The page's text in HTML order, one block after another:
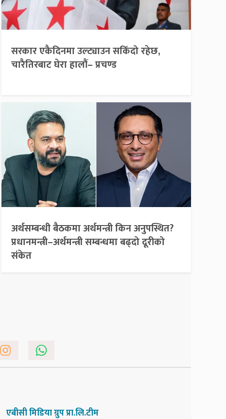
सरकार एकैदिनमा उल्ट्याउन सकिँदो रहेछ,
चारैतिरबाट घेरा हालौं– प्रचण्ड
अर्थसम्बन्धी बैठकमा अर्थमन्त्री किन अनुपस्थित?
प्रधानमन्त्री–अर्थमन्त्री सम्बन्धमा बढ्दो दूरीको
संकेत
एबीसी मिडिया ग्रुप प्रा.लि.टीम